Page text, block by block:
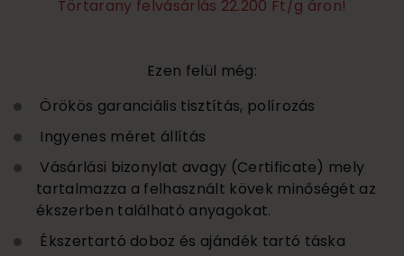
Törtarany felvásárlás 22.200 Ft/g áron!
Ezen felül még:
Örökös garanciális tisztítás, polírozás
Ingyenes méret állítás
Vásárlási bizonylat avagy (Certificate) mely
tartalmazza a felhasznált kövek minőségét az
ékszerben található anyagokat.
Ékszertartó doboz és ajándék tartó táska